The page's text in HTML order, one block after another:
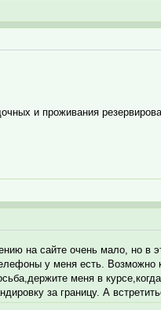
и проживания
на сайте очень мало, но в
у меня есть. Возможно
меня в
за границу. А